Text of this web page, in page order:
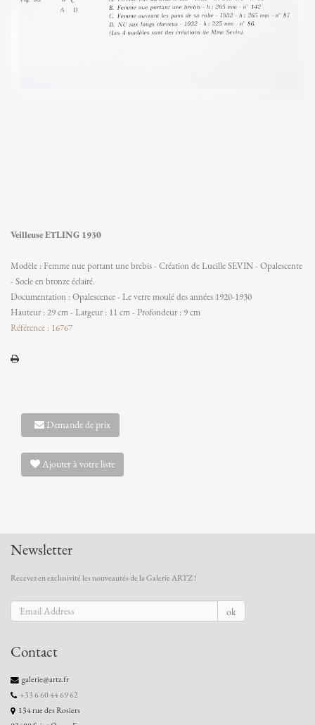
Veilleuse ETLING 1930
Modèle : Femme nue portant une brebis - Création de Lucille SEVIN - Opalescente
- Socle en bronze éclairé.
Documentation : Opalescence - Le verre moulé des années 1920-1930
Hauteur : 29 cm - Largeur : 11 cm - Profondeur : 9 cm
Référence : 16767
Demande de prix
Ajouter à votre liste
Newsletter
Recevez en exclusivité les nouveautés de la Galerie ARTZ !
ok
Contact
galerie@artz.fr
+33 6 60 44 69 62
134 rue des Rosiers